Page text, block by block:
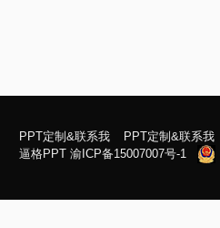
PPT定制&联系我 PPT定制&联系我
逼格PPT 渝ICP备15007007号-1